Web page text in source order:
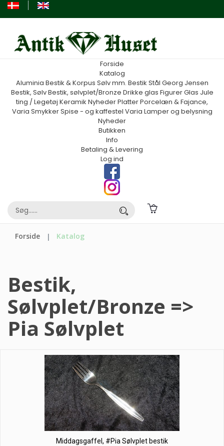
Forside
Katalog
Aluminia Bestik & Korpus Sølv mm. Bestik Stål Georg Jensen
Bestik, SølvBestik, sølvplet/Bronze Drikke glas FigurerGlas Jule
ting / Legetøj Keramik NyhederPlatterPorcelæn & Fajance,
Varia SmykkerSpise - og kaffestel Varia Lamper og belysning
Nyheder
Butikken
Info
Betaling & Levering
Log ind
Forside Katalog
Bestik,
Sølvplet/Bronze =>
Pia Sølvplet
Middagsgaffel, #Pia Sølvplet bestik